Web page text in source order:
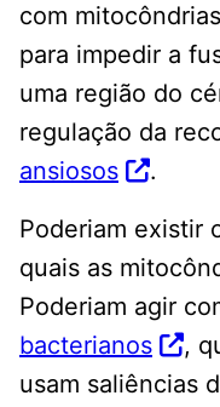
com
para impedir a
uma região do
regulação da
ansiosos
.
Poderiam existir
quais as
Poderiam agir
bacterianos
,
usam saliências